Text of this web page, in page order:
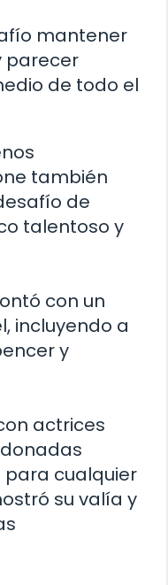
mantener
parecer
de todo el
también
de
talentoso y
con un
incluyendo a
y
actrices
cualquier
su valía y